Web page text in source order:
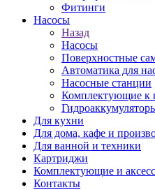
Фитинги
Насосы
Назад
Насосы
Поверхностные
Автоматика для
Насосные станции
Комплектующие к
Для кухни
Для дома, кафе и
Для ванной и техники
Картриджи
Комплектующие и
Контакты